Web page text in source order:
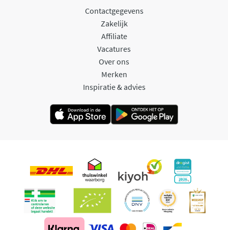
Contactgegevens
Zakelijk
Affiliate
Vacatures
Over ons
Merken
Inspiratie & advies